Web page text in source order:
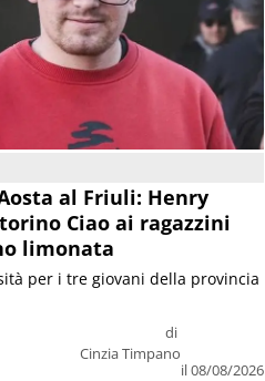
al Friuli: Henry
Ciao ai ragazzini
limonata
di
Cinzia Timpano
il 08/08/2026
per i tre giovani della provincia